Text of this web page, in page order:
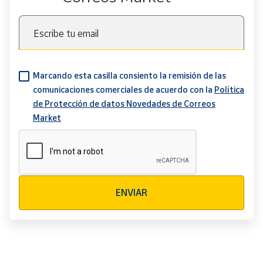
Escribe tu email
Marcando esta casilla consiento la remisión de las
comunicaciones comerciales de acuerdo con la Política
de Protección de datos Novedades de Correos
Market
ENVIAR